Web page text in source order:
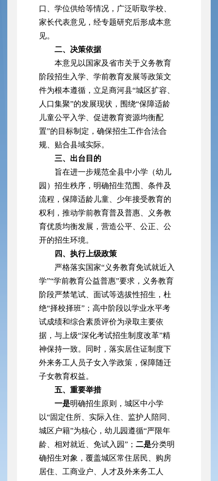
口、学位供给等情况，广泛听取学校、
家长代表意见，经专题研究后形成本意
见。
二、决策依据
本意见以国家及省市关于义务教育
阶段招生入学、学前教育发展等政策文
件为根本遵循，立足商河县“城区扩容、
人口集聚”的发展现状，围绕“保障适龄
儿童公平入学、促进教育资源均衡配
置”的目标制定，确保招生工作合法合
规、贴合县域实际。
三、出台目的
旨在进一步规范全县中小学（幼儿
园）招生秩序，明确招生范围、条件及
流程，保障适龄儿童、少年接受教育的
权利，推动学前教育普及普惠、义务教
育优质均衡发展，营造公平、公正、公
开的招生环境。
四、执行上级政策
严格落实国家“义务教育免试就近入
学”“学前教育公益普惠”要求，义务教育
阶段严禁笔试、面试等选拔性招生，杜
绝“择校择班”；高中阶段以学业水平考
试成绩和综合素质评价为录取主要依
据，与上级“深化考试招生制度改革”精
神保持一致。同时，落实居住证制度下
外来务工人员子女入学政策，保障随迁
子女教育权益。
五、重要举措
一是明确招生原则，城区中小学
以“固定住所、实际入住、监护人陪同、
城区户籍”为核心，幼儿园遵循“严限年
龄、相对就近、免试入园”； 二是分类明
确招生对象，覆盖城区常住居民、购房
居住、工商业户、人才及外来务工人